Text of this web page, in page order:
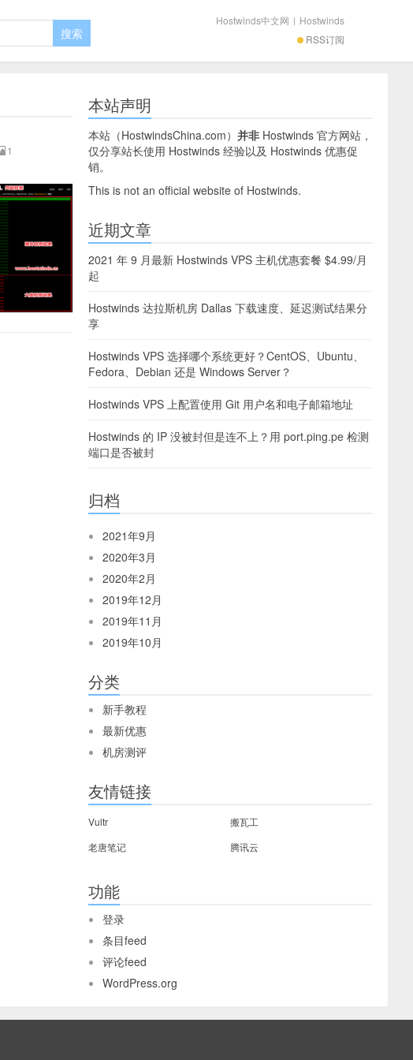
RSS订阅
Hostwinds中文网 | Hostwinds
1
本站声明
本站（HostwindsChina.com） 并非 Hostwinds 官方网站，
仅分享站长使用 Hostwinds 经验以及 Hostwinds 优惠促
销。
This is not an official website of Hostwinds.
近期文章
2021 年 9 月最新 Hostwinds VPS 主机优惠套餐 $4.99/月
起
Hostwinds 达拉斯机房 Dallas 下载速度、延迟测试结果分
享
Hostwinds VPS 选择哪个系统更好？CentOS、Ubuntu、
Fedora、Debian 还是 Windows Server？
Hostwinds VPS 上配置使用 Git 用户名和电子邮箱地址
Hostwinds 的 IP 没被封但是连不上？用 port.ping.pe 检测
端口是否被封
归档
2021年9月
2020年3月
2020年2月
2019年12月
2019年11月
2019年10月
分类
新手教程
最新优惠
机房测评
友情链接
Vultr
搬瓦工
老唐笔记
腾讯云
功能
登录
条目feed
评论feed
WordPress.org